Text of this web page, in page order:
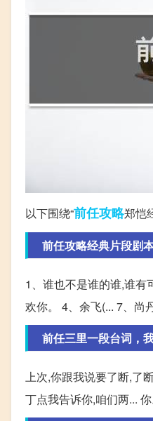
以下围绕“前任攻略郑恺
前任攻略经典片段剧
1、谁也不是谁的谁,谁有
欢你。 4、余飞(... 7、尚
前任三里一段台词，
上次,你跟我说要了断,了
丁点我告诉你,咱们两... 你